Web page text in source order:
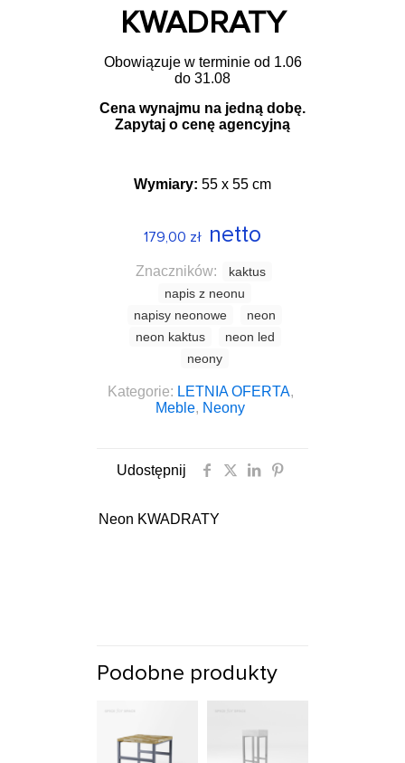
KWADRATY
Obowiązuje w terminie od 1.06
do 31.08
Cena wynajmu na jedną dobę.
Zapytaj o cenę agencyjną
Wymiary: 55 x 55 cm
179,00 zł netto
Kategorie: LETNIA OFERTA,
Meble, Neony
Znaczników:
kaktus
napis z neonu
napisy neonowe
neon
neon kaktus
neon led
neony
Udostępnij
Neon KWADRATY
Podobne produkty